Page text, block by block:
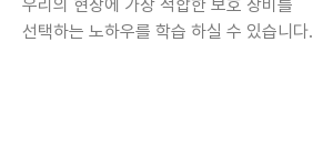
우리의 현장에 가장 적합한 보호 장비를
선택하는 노하우를 학습 하실 수 있습니다.